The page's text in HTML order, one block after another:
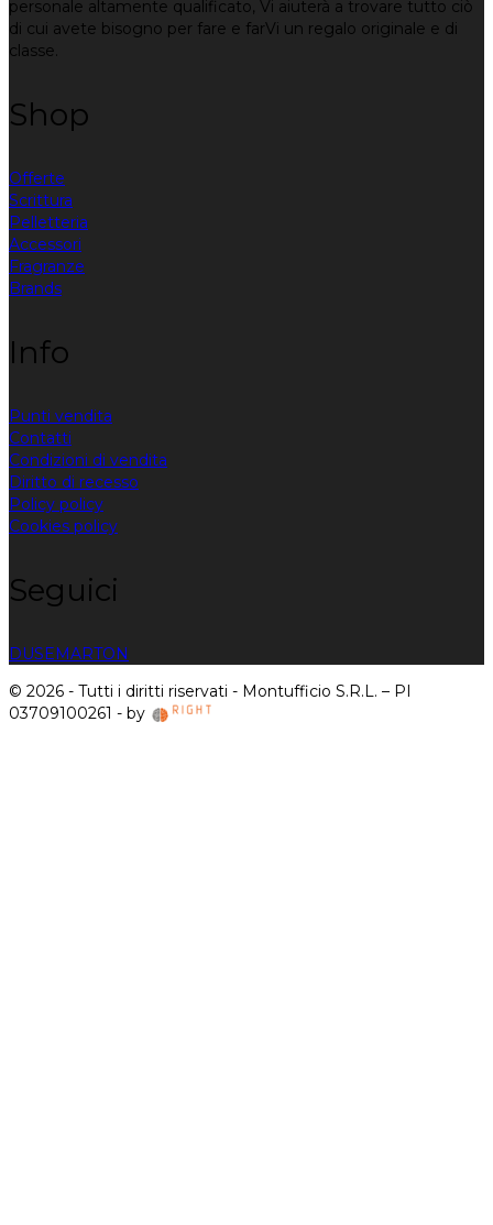
personale altamente qualificato, Vi aiuterà a trovare tutto ciò
di cui avete bisogno per fare e farVi un regalo originale e di
classe.
Shop
Offerte
Scrittura
Pelletteria
Accessori
Fragranze
Brands
Info
Punti vendita
Contatti
Condizioni di vendita
Diritto di recesso
Policy policy
Cookies policy
Seguici
DUSEMARTON
© 2026 - Tutti i diritti riservati - Montufficio S.R.L. – PI
03709100261 - by